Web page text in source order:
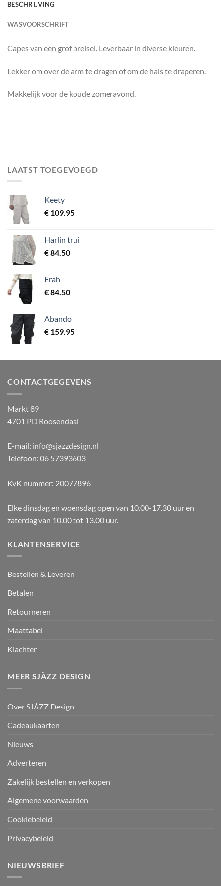
BESCHRIJVING
WASVOORSCHRIFT
Capes van een grof breisel. Leverbaar in diverse kleuren.
Lekker om over de arm te dragen of om de hals te draperen.
Makkelijk voor de koude zomeravond.
LAATST TOEGEVOEGD
Keety
€ 109.95
Harlin trui
€84.50
Erah
€84.50
Abando
€ 159.95
CONTACTGEGEVENS
Markt 89
4701 PD Roosendaal
E-mail: info@sjazzdesign.nl
Telefoon: 06 57393603
KvK nummer: 20077896
Elke dinsdag en woensdag open van 10.00-17.30 uur en
zaterdag van 10.00 tot 13.00 uur.
KLANTENSERVICE
Bestellen & Leveren
Betalen
Retourneren
Maattabel
Klachten
MEER SJÀZZ DESIGN
Over SJÀZZ Design
Cadeaukaarten
Nieuws
Adverteren
Zakelijk bestellen en verkopen
Algemene voorwaarden
Cookiebeleid
Privacybeleid
NIEUWSBRIEF